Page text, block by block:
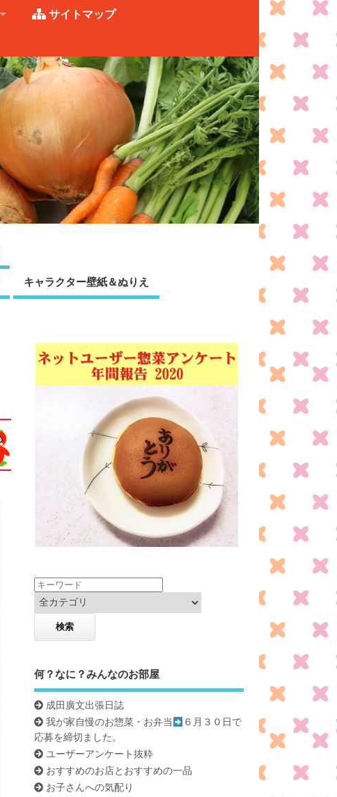
サイトマップ
キャラクター壁紙＆ぬりえ
何？なに？みんなのお部屋
成田廣文出張日誌
我が家自慢のお惣菜・お弁当
６月３０日で
応募を締切ました。
ユーザーアンケート抜粋
おすすめのお店とおすすめの一品
お子さんへの気配り